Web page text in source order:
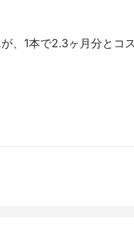
、1本で2.3ヶ月分とコ